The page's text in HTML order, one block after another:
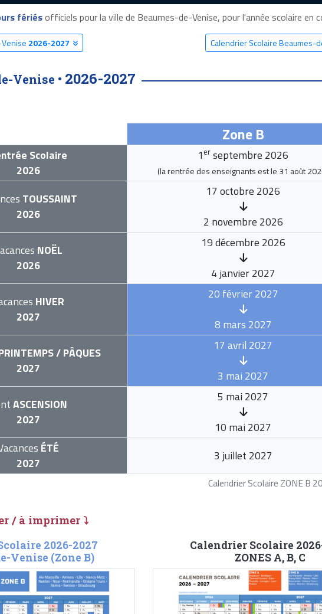
fériésofficiels pour la ville de Beaumes-de-Venise, pour l'année scolaire en
2026-2027 Calendrier Scolaire Beaumes-
Venise • 2026-2027
Calendrier Scolaire ZONE B
Zone B
Scolaire
2026
1 er septembre 2026
(la rentrée des enseignants est le 31 août
TOUSSAINT
2026
17 octobre 2026
2 novembre 2026
NOËL
2026
19 décembre 2026
4 janvier 2027
HIVER
2027
20 février 2027
8 mars 2027
/ PÂQUES
2027
17 avril 2027
3 mai 2027
ASCENSION
2027
5 mai 2027
10 mai 2027
ÉTÉ
2027
3 juillet 2027
/ à imprimer ⤵
2026-2027
Venise (Zone B)
Calendrier Scolaire
ZONES A, B, C